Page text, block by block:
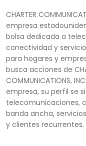
CHARTER
empresa
bolsa dedicada a
conectividad y
para hogares y
busca acciones de
COMMUNICATIONS,
empresa, su perfil se
telecomunicaciones,
banda ancha,
y clientes recurrentes.